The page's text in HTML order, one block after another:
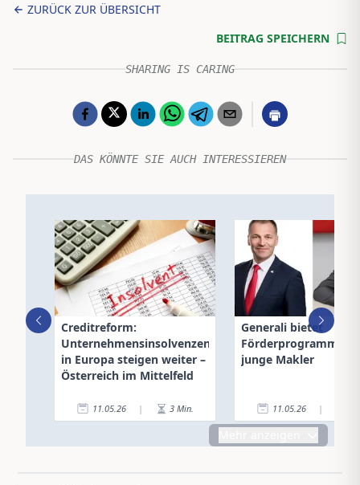
ZURÜCK ZUR ÜBERSICHT
BEITRAG SPEICHERN
SHARING IS CARING
DAS KÖNNTE SIE AUCH INTERESSIEREN
Creditreform:
Unternehmensinsolvenzen
in Europa steigen weiter –
Österreich im Mittelfeld
11.05.26 | 3 Min.
Generali bietet
Förderprogramm für
junge Makler
11.05.26 |